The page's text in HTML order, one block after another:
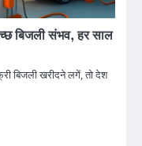
बिजली संभव, हर साल
बिजली खरीदने लगें, तो देश